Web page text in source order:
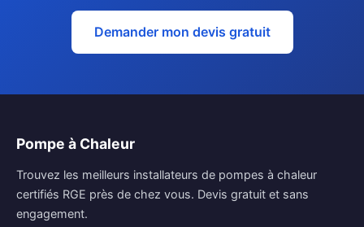
Demander mon devis gratuit
Pompe à Chaleur
Trouvez les meilleurs installateurs de pompes à chaleur
certifiés RGE près de chez vous. Devis gratuit et sans
engagement.